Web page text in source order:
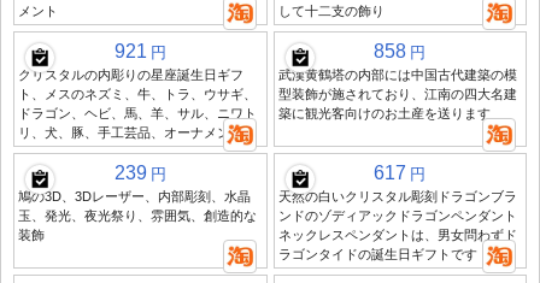
メント
して十二支の飾り
921 円
クリスタルの内彫りの星座誕生日ギフ
ト、メスのネズミ、牛、トラ、ウサギ、
ドラゴン、ヘビ、馬、羊、サル、ニワト
リ、犬、豚、手工芸品、オーナメント
858 円
武漢黄鶴塔の内部には中国古代建築の模
型装飾が施されており、江南の四大名建
築に観光客向けのお土産を送ります
239 円
鳩の3D、3Dレーザー、内部彫刻、水晶
玉、発光、夜光祭り、雰囲気、創造的な
装飾
617 円
天然の白いクリスタル彫刻ドラゴンブラ
ンドのゾディアックドラゴンペンダント
ネックレスペンダントは、男女問わずド
ラゴンタイドの誕生日ギフトです